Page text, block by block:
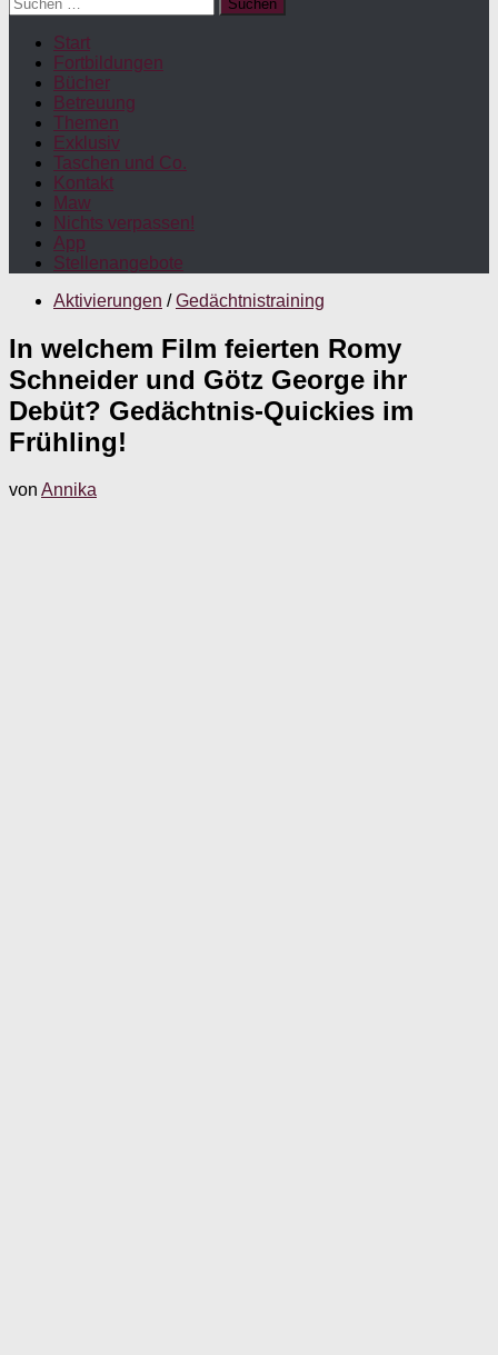
nach:
Start
Fortbildungen
Bücher
Betreuung
Themen
Exklusiv
Taschen und Co.
Kontakt
Maw
Nichts verpassen!
App
Stellenangebote
Aktivierungen / Gedächtnistraining
In welchem Film feierten Romy
Schneider und Götz George ihr
Debüt? Gedächtnis-Quickies im
Frühling!
von Annika